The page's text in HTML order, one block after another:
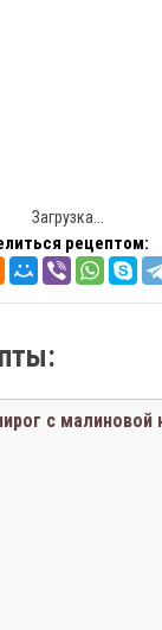
Загрузка...
рецептом:
с малиновой